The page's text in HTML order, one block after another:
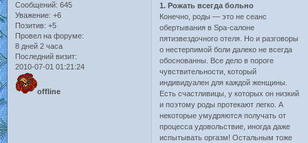
Сообщений: 645
Уважение: +6
Позитив: +5
Провел на форуме:
8 дней 2 часа
Последний визит:
2010-07-01 01:21:24
offline
1. Рожать всегда больно
Конечно, роды — это не сеанс
обертывания в Spa-салоне
пятизвездочного отеля. Но и разговоры
о нестерпимой боли далеко не всегда
обоснованны. Все дело в пороге
чувствительности, который
индивидуален для каждой женщины.
Есть счастливицы, у которых он низкий
и поэтому роды протекают легко. А
некоторые умудряются получать от
процесса удовольствие, иногда даже
испытывать оргазм! Остальным тоже